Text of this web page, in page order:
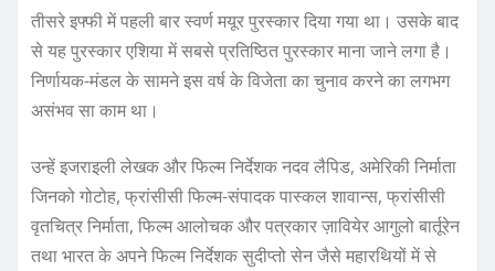
तीसरे इफ्फी में पहली बार स्वर्ण मयूर पुरस्कार दिया गया था। उसके बाद
से यह पुरस्कार एशिया में सबसे प्रतिष्ठित पुरस्कार माना जाने लगा है।
निर्णायक-मंडल के सामने इस वर्ष के विजेता का चुनाव करने का लगभग
असंभव सा काम था।
उन्हें इजराइली लेखक और फिल्म निर्देशक नदव लैपिड, अमेरिकी निर्माता
जिनको गोटोह, फ्रांसीसी फिल्म-संपादक पास्कल शावान्स, फ्रांसीसी
वृतचित्र निर्माता, फिल्म आलोचक और पत्रकार ज़ावियेर आगुलो बार्तूरेन
तथा भारत के अपने फिल्म निर्देशक सुदीप्तो सेन जैसे महारथियों में से